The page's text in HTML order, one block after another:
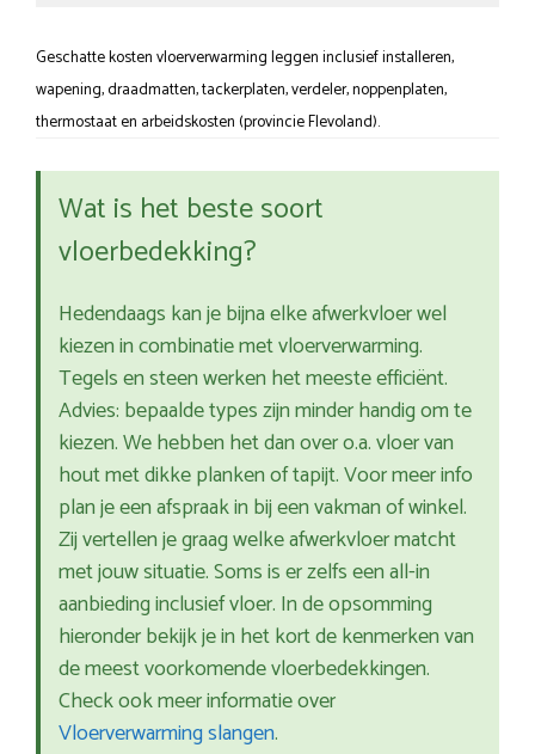
Geschatte kosten vloerverwarming leggen inclusief installeren,
wapening, draadmatten, tackerplaten, verdeler, noppenplaten,
thermostaat en arbeidskosten (provincie Flevoland).
Wat is het beste soort
vloerbedekking?
Hedendaags kan je bijna elke afwerkvloer wel
kiezen in combinatie met vloerverwarming.
Tegels en steen werken het meeste efficiënt.
Advies: bepaalde types zijn minder handig om te
kiezen. We hebben het dan over o.a. vloer van
hout met dikke planken of tapijt. Voor meer info
plan je een afspraak in bij een vakman of winkel.
Zij vertellen je graag welke afwerkvloer matcht
met jouw situatie. Soms is er zelfs een all-in
aanbieding inclusief vloer. In de opsomming
hieronder bekijk je in het kort de kenmerken van
de meest voorkomende vloerbedekkingen.
Check ook meer informatie over
Vloerverwarming slangen.